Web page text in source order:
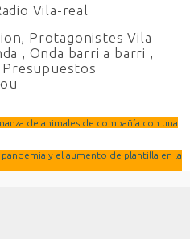
Vila-real
, Protagonistes Vila-
, Onda barri a barri ,
Presupuestos
de animales de compañía con una
y el aumento de plantilla en la